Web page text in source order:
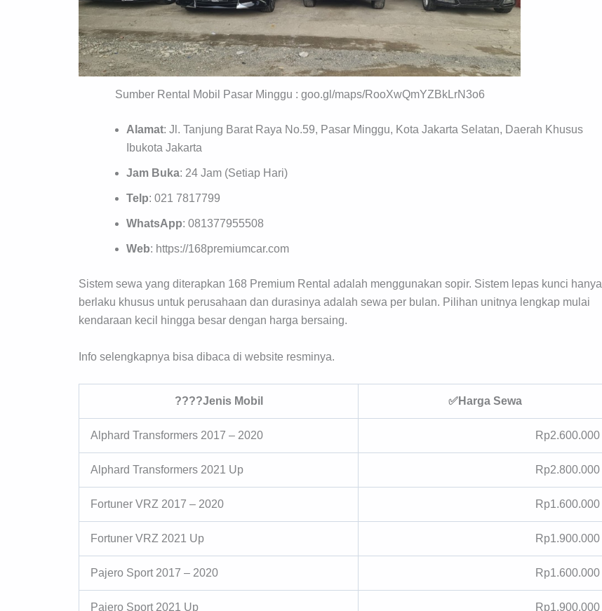
Sumber Rental Mobil Pasar Minggu : goo.gl/maps/RooXwQmYZBkLrN3o6
Alamat: Jl. Tanjung Barat Raya No.59, Pasar Minggu, Kota Jakarta Selatan, Daerah Khusus
Ibukota Jakarta
Jam Buka: 24 Jam (Setiap Hari)
Telp: 021 7817799
WhatsApp: 081377955508
Web: https://168premiumcar.com
Sistem sewa yang diterapkan 168 Premium Rental adalah menggunakan sopir. Sistem lepas kunci hanya
berlaku khusus untuk perusahaan dan durasinya adalah sewa per bulan. Pilihan unitnya lengkap mulai
kendaraan kecil hingga besar dengan harga bersaing.
Info selengkapnya bisa dibaca di website resminya.
????Jenis Mobil ✅Harga Sewa
Alphard Transformers 2017 – 2020 Rp2.600.000
Alphard Transformers 2021 Up Rp2.800.000
Fortuner VRZ 2017 – 2020 Rp1.600.000
Fortuner VRZ 2021 Up Rp1.900.000
Pajero Sport 2017 – 2020 Rp1.600.000
Pajero Sport 2021 Up Rp1.900.000